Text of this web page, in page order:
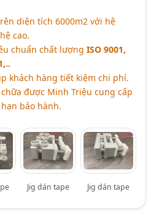
diện tích 6000m2 với hệ
cao.
chuẩn chất lượngISO 9001,
khách hàng tiết kiệm chi phí.
được Minh Triệu cung cấp
bảo hành.
Jig dán tape Jig dán tape